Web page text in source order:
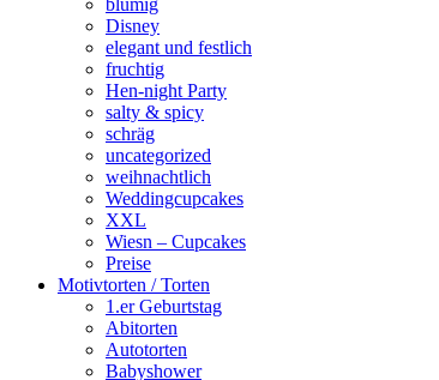
blumig
Disney
elegant und festlich
fruchtig
Hen-night Party
salty & spicy
schräg
uncategorized
weihnachtlich
Weddingcupcakes
XXL
Wiesn – Cupcakes
Preise
Motivtorten / Torten
1.er Geburtstag
Abitorten
Autotorten
Babyshower